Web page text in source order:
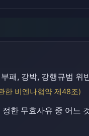
패, 강박, 강행규범 위
한 비엔나협약 제48조)
한 무효사유 중 어느